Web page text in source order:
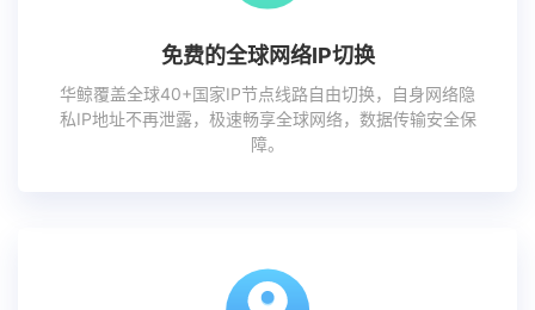
免费的全球网络IP切换
华鲸覆盖全球40+国家IP节点线路自由切换，自身网络隐
私IP地址不再泄露，极速畅享全球网络，数据传输安全保
障。